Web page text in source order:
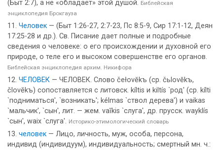
(Быт 2:7), а не «обладает» этой душой. Библейская
энциклопедия Брокгауза
Человек — (Быт 1:26-27, 2:7-23, Пс 8:5-9, Сир 17:1-12, Деян
17:25-28 и др.). Св. Писание дает полные и подробные
сведения о человеке: о его происхождении и духовной его
природе, о теле его и высоком совершенстве его органов.
Библейская энциклопедия архим. Никифора
ЧЕЛОВЕК — ЧЕЛОВЕК. Слово čełovĕkъ (ср. čьlovĕkъ,
človĕkъ) сопоставляется с литовск. kíltis и kiltís `род' (ср. kílti
`подниматься', `возникать'; kélmas `ствол дерева') и vaikas
`мальчик', `сын', лит. — жем. vaĩkis `слуга', др. прусск. wayklís
`сын', waix `слуга'. Историко-этимологический словарь
человек — Лицо, личность, муж, особа, персона,
индивид (индивидуум), индивидуальность; смертный мн. ч.: